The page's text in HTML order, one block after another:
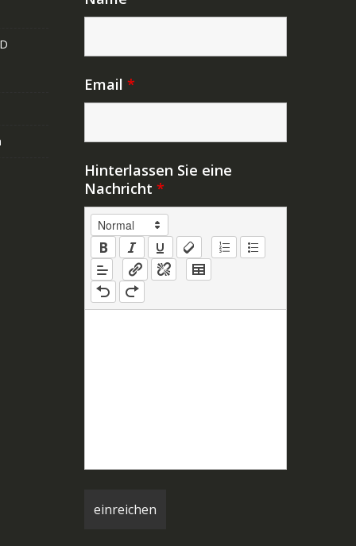
Email *
Hinterlassen Sie eine
Nachricht *